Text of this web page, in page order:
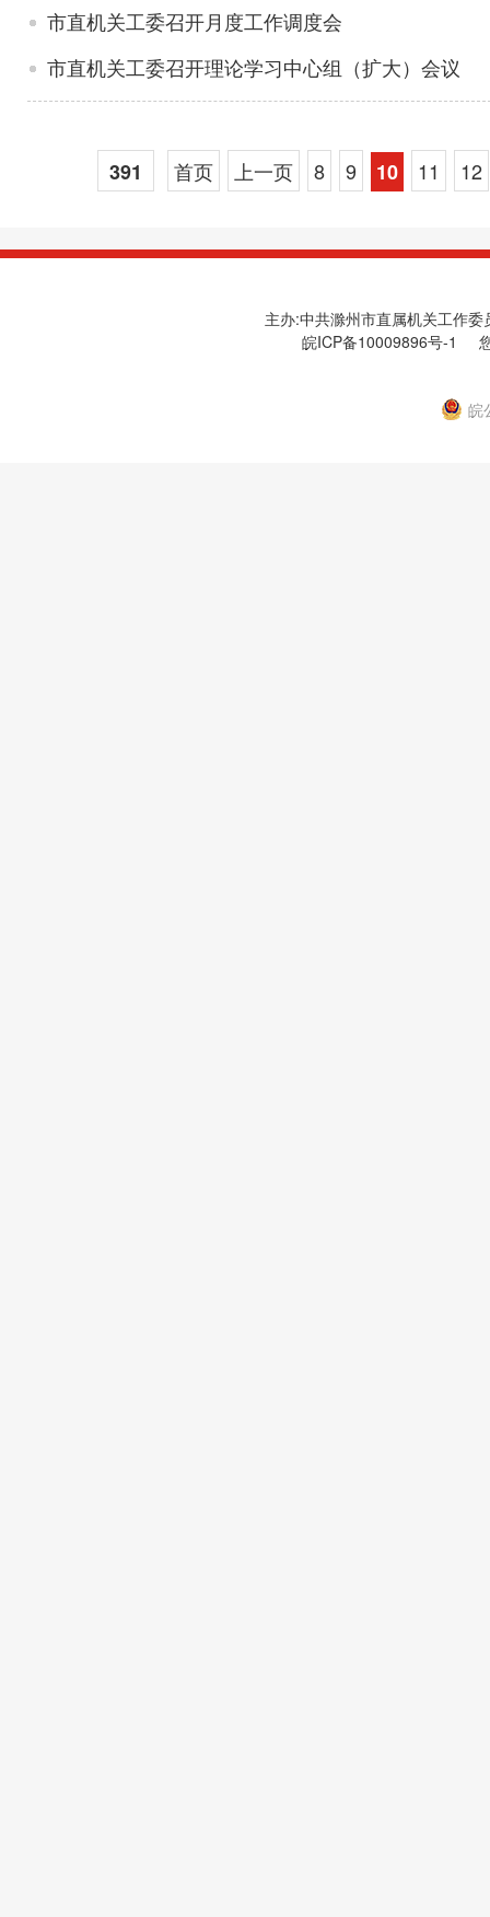
市直机关工委召开月度工作调度会
市直机关工委召开理论学习中心组（扩大）会议
391 首页 上一页 8 9 10 11 12
主办:中共滁州市直属机关工作
皖ICP备10009896号-1
您
皖